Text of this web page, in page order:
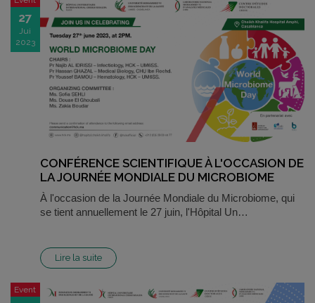
27
Jui
2023
CONFÉRENCE SCIENTIFIQUE À L'OCCASION DE
LA JOURNÉE MONDIALE DU MICROBIOME
À l'occasion de la Journée Mondiale du Microbiome, qui
se tient annuellement le 27 juin, l'Hôpital Un…
Lire la suite
Event